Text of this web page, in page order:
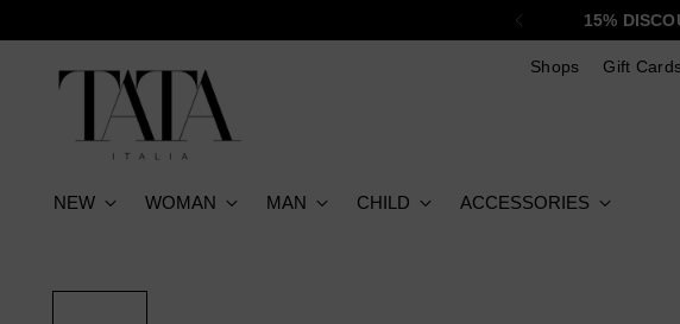
15%
Shops Gift
NEW WOMAN MAN CHILD ACCESSORIES